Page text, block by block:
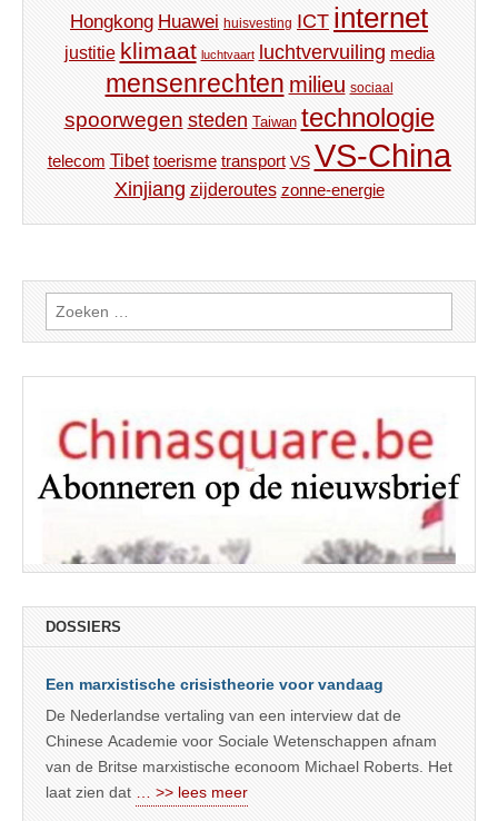
Hongkong Huawei huisvesting ICT internet
justitie klimaat luchtvaart luchtvervuiling media
mensenrechten milieu sociaal
spoorwegen steden Taiwan technologie
telecom Tibet toerisme transport VS VS-China
Xinjiang zijderoutes zonne-energie
Zoeken
naar:
DOSSIERS
Een marxistische crisistheorie voor vandaag
De Nederlandse vertaling van een interview dat de
Chinese Academie voor Sociale Wetenschappen afnam
van de Britse marxistische econoom Michael Roberts. Het
laat zien dat
… >> lees meer